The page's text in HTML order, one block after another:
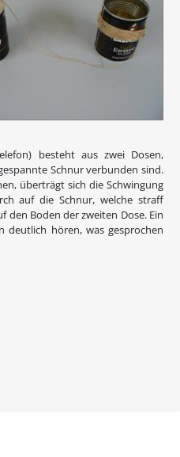
besteht aus zwei Dosen,
Schnur verbunden sind.
überträgt sich die Schwingung
auf die Schnur, welche straff
den Boden der zweiten Dose. Ein
deutlich hören, was gesprochen